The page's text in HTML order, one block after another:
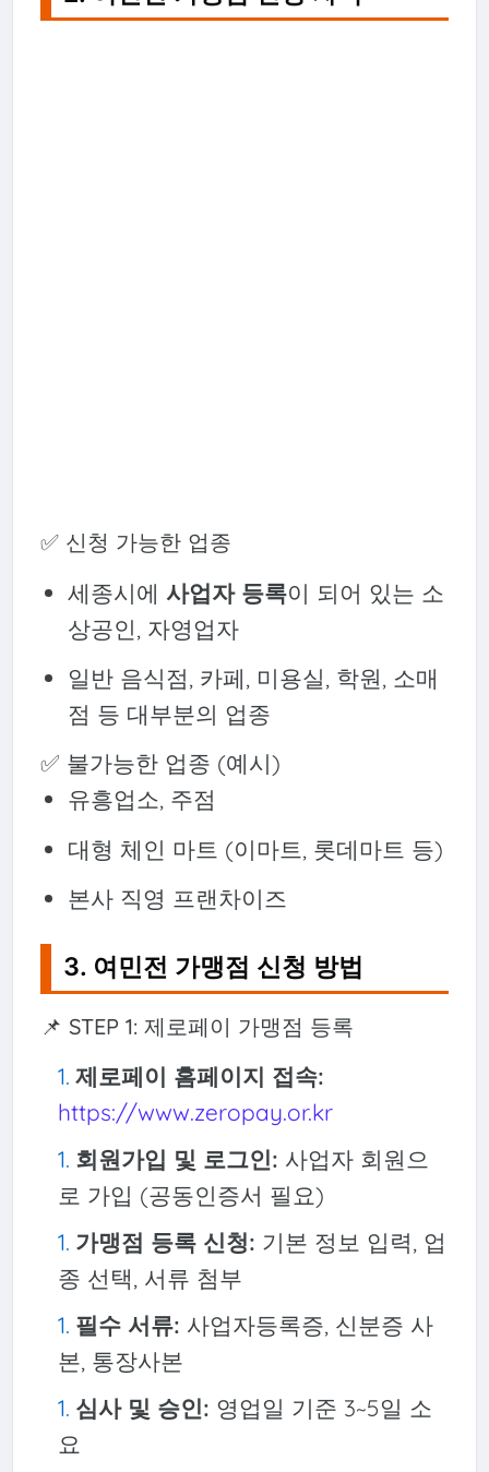
✅ 신청 가능한 업종
세종시에 사업자 등록이 되어 있는 소
상공인, 자영업자
일반 음식점, 카페, 미용실, 학원, 소매
점 등 대부분의 업종
✅ 불가능한 업종 (예시)
유흥업소, 주점
대형 체인 마트 (이마트, 롯데마트 등)
본사 직영 프랜차이즈
3. 여민전 가맹점 신청 방법
📌 STEP 1: 제로페이 가맹점 등록
제로페이 홈페이지 접속:
https://www.zeropay.or.kr
회원가입 및 로그인: 사업자 회원으
로 가입 (공동인증서 필요)
가맹점 등록 신청: 기본 정보 입력, 업
종 선택, 서류 첨부
필수 서류: 사업자등록증, 신분증 사
본, 통장사본
심사 및 승인: 영업일 기준 3~5일 소
요